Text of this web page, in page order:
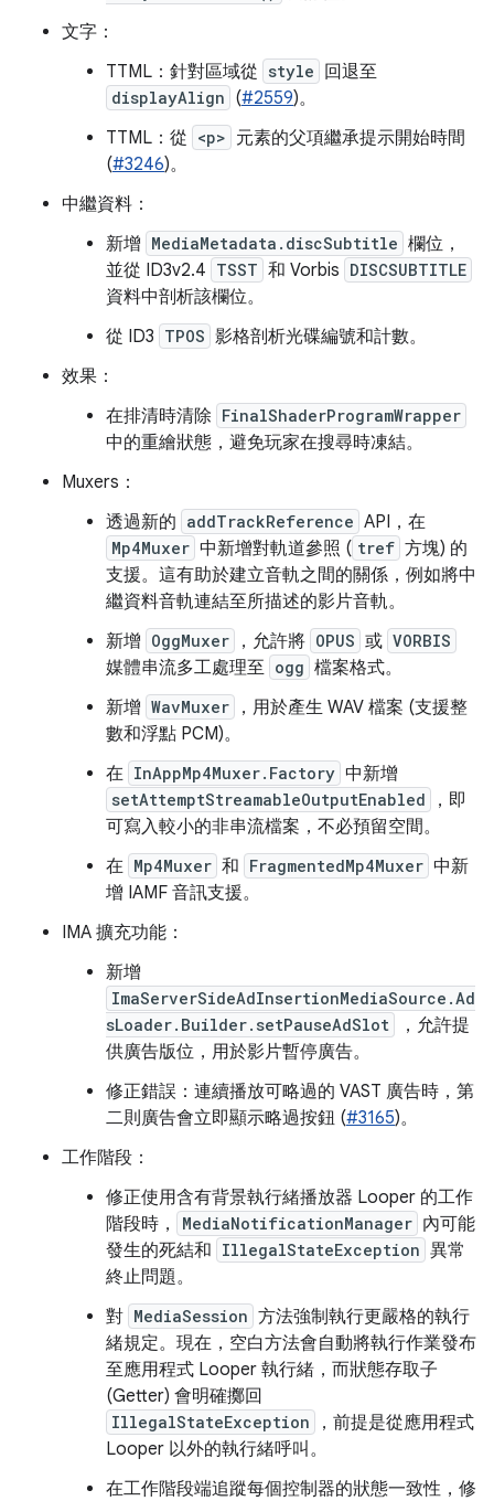
文字：
TTML：針對區域從 style 回退至
displayAlign (#2559)。
TTML：從 <p> 元素的父項繼承提示開始時間
(#3246)。
中繼資料：
新增 MediaMetadata.discSubtitle 欄位，
並從 ID3v2.4 TSST 和 Vorbis DISCSUBTITLE
資料中剖析該欄位。
從 ID3 TPOS 影格剖析光碟編號和計數。
效果：
在排清時清除 FinalShaderProgramWrapper
中的重繪狀態，避免玩家在搜尋時凍結。
Muxers：
透過新的 addTrackReference API，在
Mp4Muxer 中新增對軌道參照 ( tref 方塊) 的
支援。這有助於建立音軌之間的關係，例如將中
繼資料音軌連結至所描述的影片音軌。
新增 OggMuxer ，允許將 OPUS 或 VORBIS
媒體串流多工處理至 ogg 檔案格式。
新增 WavMuxer
，用於產生 WAV 檔案 (支援整
數和浮點 PCM)。
在 InAppMp4Muxer.Factory 中新增
setAttemptStreamableOutputEnabled
，即
可寫入較小的非串流檔案，不必預留空間。
在 Mp4Muxer 和 FragmentedMp4Muxer 中新
增 IAMF 音訊支援。
IMA 擴充功能：
新增
ImaServerSideAdInsertionMediaSource.Ad
sLoader.Builder.setPauseAdSlot
，允許提
供廣告版位，用於影片暫停廣告。
修正錯誤：連續播放可略過的 VAST 廣告時，第
二則廣告會立即顯示略過按鈕 (#3165)。
工作階段：
修正使用含有背景執行緒播放器 Looper 的工作
階段時，
MediaNotificationManager 內可能
發生的死結和 IllegalStateException 異常
終止問題。
對 MediaSession 方法強制執行更嚴格的執行
緒規定。現在，空白方法會自動將執行作業發布
至應用程式 Looper 執行緒，而狀態存取子
(Getter) 會明確擲回
IllegalStateException
，前提是從應用程式
Looper 以外的執行緒呼叫。
在工作階段端追蹤每個控制器的狀態一致性，修